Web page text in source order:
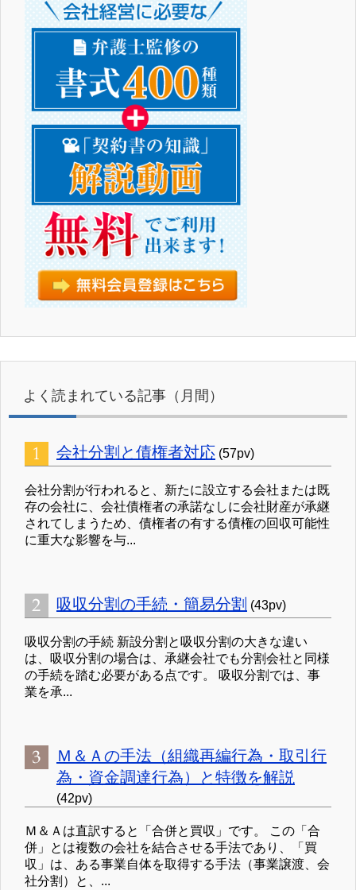
よく読まれている記事（月間）
会社分割と債権者対応 (57pv)
会社分割が行われると、新たに設立する会社または既
存の会社に、会社債権者の承諾なしに会社財産が承継
されてしまうため、債権者の有する債権の回収可能性
に重大な影響を与...
吸収分割の手続・簡易分割 (43pv)
吸収分割の手続 新設分割と吸収分割の大きな違い
は、吸収分割の場合は、承継会社でも分割会社と同様
の手続を踏む必要がある点です。 吸収分割では、事
業を承...
Ｍ＆Ａの手法（組織再編行為・取引行
為・資金調達行為）と特徴を解説
(42pv)
Ｍ＆Ａは直訳すると「合併と買収」です。 この「合
併」とは複数の会社を結合させる手法であり、「買
収」は、ある事業自体を取得する手法（事業譲渡、会
社分割）と、...